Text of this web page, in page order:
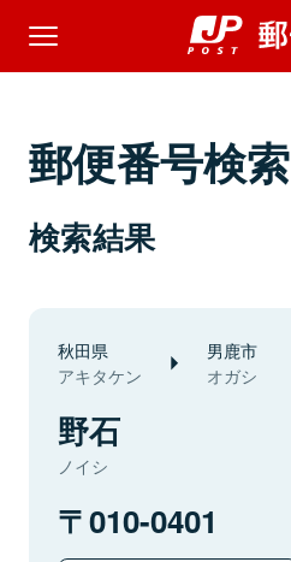
郵便番号検索
検索結果
秋田県
アキタケン
男鹿市
オガシ
野石
ノイシ
010-0401